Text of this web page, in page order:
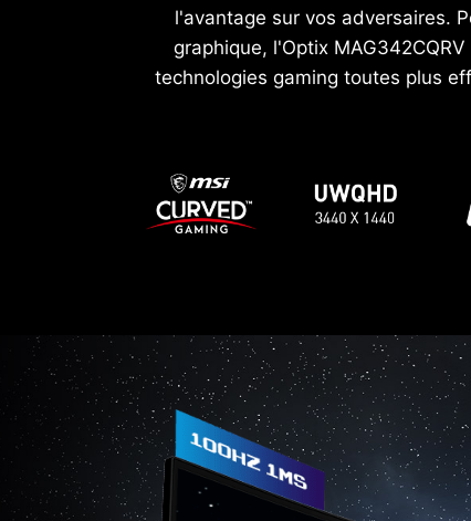
l'avantage sur vos adversaires.
graphique, l'Optix
technologies gaming toutes plus